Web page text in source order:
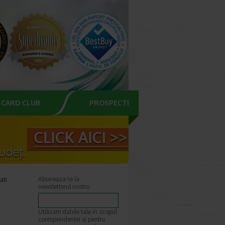
CARD CLUB PROSPECTE
Aboneaza-te la
newsletterul nostru
Utilizam datele tale in scopul
corespondentei si pentru